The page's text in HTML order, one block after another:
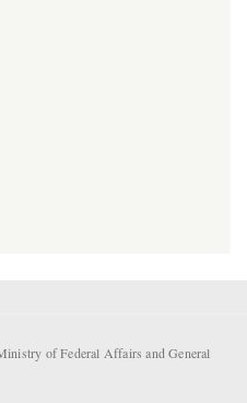
of Federal Affairs and General